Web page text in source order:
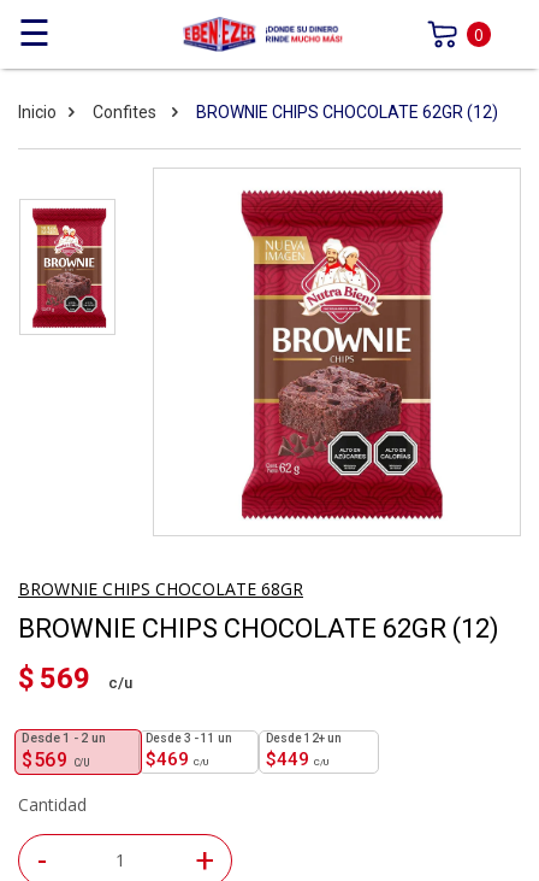
☰ 0
Inicio Confites BROWNIE CHIPS CHOCOLATE 62GR (12)
BROWNIE CHIPS CHOCOLATE 68GR
BROWNIE CHIPS CHOCOLATE 62GR (12)
$ 569
$569
1 - 2 un
$469
3 - 11 un
$449
12+ un
Cantidad
- +